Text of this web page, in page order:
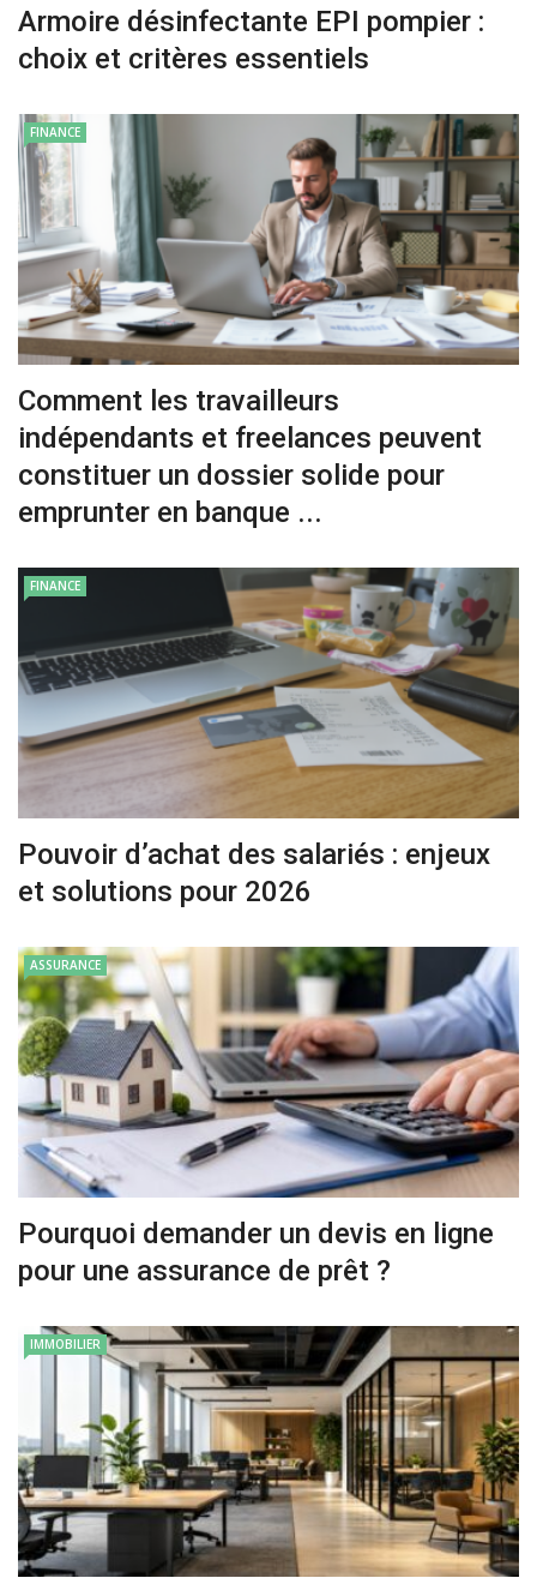
Armoire désinfectante EPI pompier :
choix et critères essentiels
FINANCE
Comment les travailleurs
indépendants et freelances peuvent
constituer un dossier solide pour
emprunter en banque ...
FINANCE
Pouvoir d’achat des salariés : enjeux
et solutions pour 2026
ASSURANCE
Pourquoi demander un devis en ligne
pour une assurance de prêt ?
IMMOBILIER